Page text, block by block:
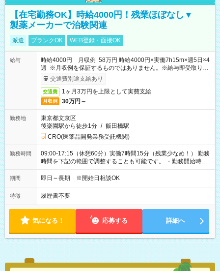
【在宅勤務OK】時給4000円！残業ほぼなし▼
製薬メーカーで治験関連
派遣 ブランクOK WEB登録・面接OK
給与
時給4000円 月収例 58万円 時給4000円×実働7h15m×週5日×4
週 ※月収例を保証するものではありません。※給与即受取りサ
ービス利用可（利用条件有）
交通費別途支給あり
交通費 1ヶ月3万円を上限として実費支給
月収例 30万円～
勤務地
東京都文京区
後楽園駅から徒歩1分 / 飯田橋駅
CRO(医薬品開発業務受託機関)
勤務時間
09:00-17:15（休憩60分）実働7時間15分（残業少なめ！） 勤務
時間を下記の範囲で調整することも可能です。 ・勤務開始時
間 09:00～10:00 ・勤務終了時間 16:00～17:15 ・実働
05:00～07:15
期間 即日～長期 ※開始日相談OK
特徴 履歴書不要
気になる！ 応募する 詳細へ